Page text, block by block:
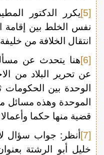
[5]
يكرر الدكتور
نفس الخلط بين إقامة
انتقال الخلافة من
[6]
هنا يتحدث عن
عن تحرير البلاد من
الوحدة بين
الموحدة وهذه مسائل
قضية منها حكما
[7]
أنظر: جواب سؤال
خليل أبو الرشتة